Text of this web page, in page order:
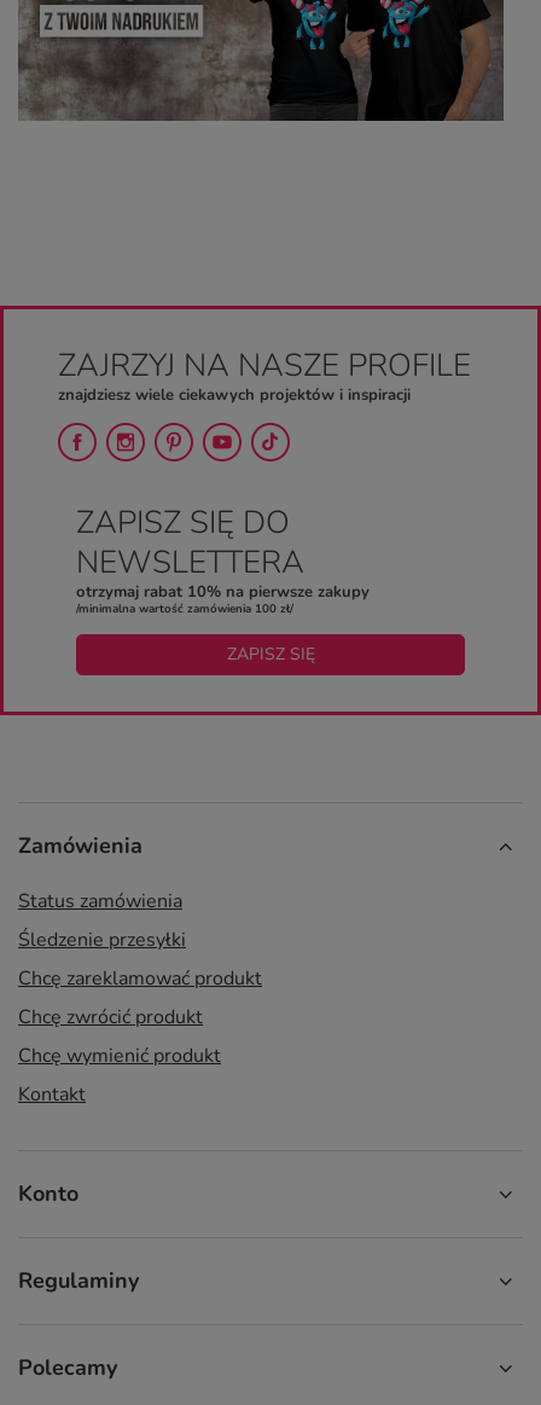
ZAJRZYJ NA NASZE PROFILE
znajdziesz wiele ciekawych projektów i inspiracji
ZAPISZ SIĘ DO
NEWSLETTERA
otrzymaj rabat 10% na pierwsze zakupy
/minimalna wartość zamówienia 100 zł/
ZAPISZ SIĘ
Zamówienia
Status zamówienia
Śledzenie przesyłki
Chcę zareklamować produkt
Chcę zwrócić produkt
Chcę wymienić produkt
Kontakt
Konto
Regulaminy
Polecamy